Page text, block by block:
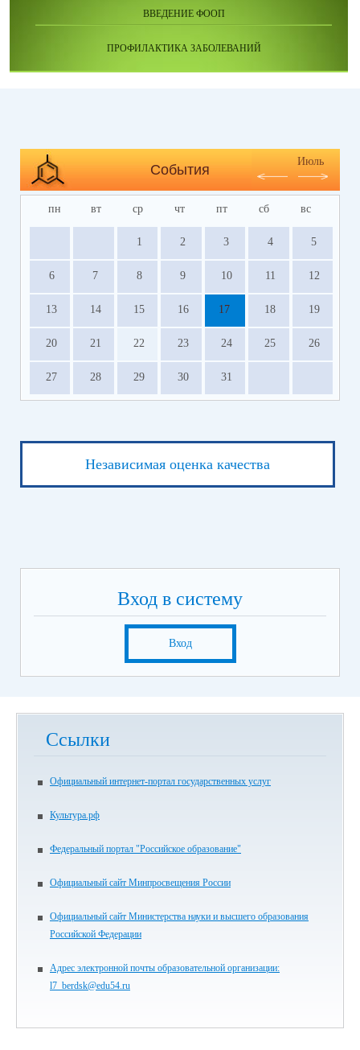
ВВЕДЕНИЕ ФООП
ПРОФИЛАКТИКА ЗАБОЛЕВАНИЙ
События
Июль
пн вт ср чт пт сб вс
1 2 3 4 5
6 7 8 9 10 11 12
13 14 15 16 17 18 19
20 21 22 23 24 25 26
27 28 29 30 31
Независимая оценка качества
Вход в систему
Вход
Ссылки
Официальный интернет-портал государственных услуг
Культура.рф
Федеральный портал "Российское образование"
Официальный сайт Минпросвещения России
Официальный сайт Министерства науки и высшего образования
Российской Федерации
Адрес электронной почты образовательной организации:
l7_berdsk@edu54.ru